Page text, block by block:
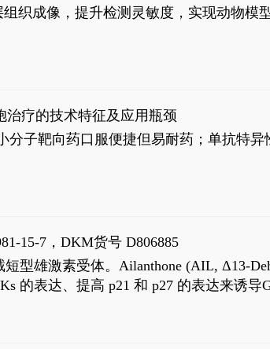
敏度、非侵入式生物发光动态追踪。
织成像，提升检测灵敏度，实现动物模
治疗的技术特征及应用瓶颈
子靶向药口服便捷但易耐药；单抗特
15-7，DKM货号 D806885
雄激素受体。Ailanthone (AIL, Δ13-
的表达、提高 p21 和 p27 的表达来诱导
的抑制剂，对应的IC50值分别为69 nM和